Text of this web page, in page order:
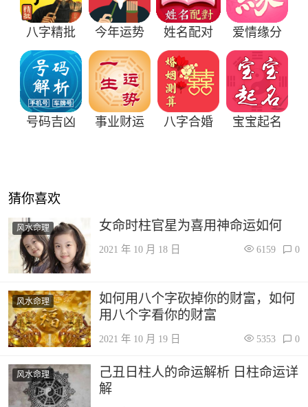
八字精批 今年运势 姓名配对 爱情缘分
号码吉凶 事业财运 八字合婚 宝宝起名
猜你喜欢
风水命理 女命时柱官星为喜用神命运如何
2021 年 10 月 18 日 6159 0
风水命理
如何用八个字砍掉你的财富，如何
用八个字看你的财富
2021 年 10 月 19 日 5353 0
风水命理
己丑日柱人的命运解析 日柱命运详
解